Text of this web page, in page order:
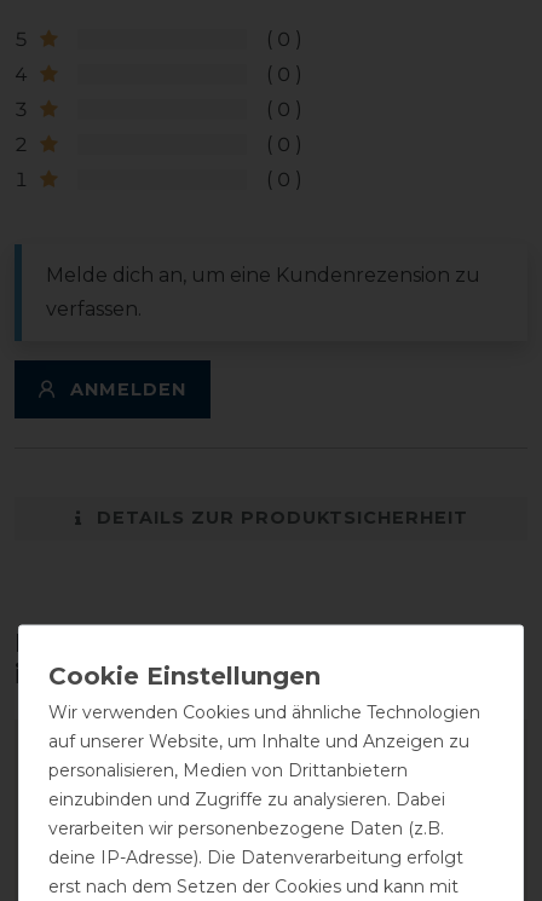
5
0
4
0
3
0
2
0
1
0
Melde dich an, um eine Kundenrezension zu
verfassen.
ANMELDEN
DETAILS ZUR PRODUKTSICHERHEIT
Diese Produkte könnten dich auch
interessieren
Wir verwenden Cookies und ähnliche Technologien
auf unserer Website, um Inhalte und Anzeigen zu
personalisieren, Medien von Drittanbietern
einzubinden und Zugriffe zu analysieren. Dabei
verarbeiten wir personenbezogene Daten (z.B.
deine IP-Adresse). Die Datenverarbeitung erfolgt
erst nach dem Setzen der Cookies und kann mit